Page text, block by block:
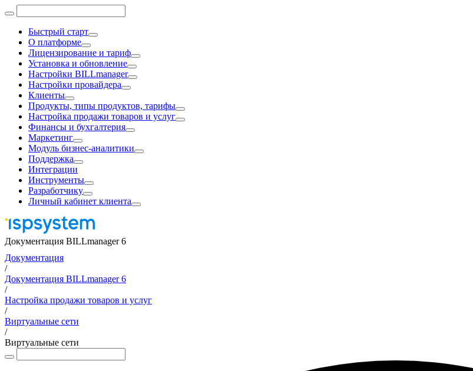
Быстрый старт
О платформе
Лицензирование и тариф
Установка и обновление
Настройки BILLmanager
Настройки провайдера
Клиенты
Продукты, типы продуктов, тарифы
Настройка продажи товаров и услуг
Финансы и бухгалтерия
Маркетинг
Модуль бизнес-аналитики
Поддержка
Интеграции
Инструменты
Разработчику
Личный кабинет клиента
Документация BILLmanager 6
Документация
/
Документация BILLmanager 6
/
Настройка продажи товаров и услуг
/
Виртуальные сети
/
Виртуальные сети